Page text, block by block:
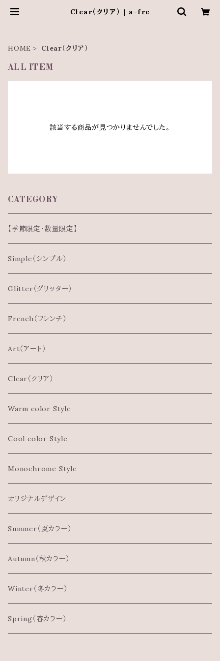
Clear（クリア） | a-fre
HOME Clear（クリア）
ALL ITEM
該当する商品が見つかりませんでした。
CATEGORY
【季節限定・数量限定】
Simple（シンプル）
Glitter（グリッター）
French（フレンチ）
Art（アート）
Clear（クリア）
Warm color Style
Cool color Style
Monochrome Style
オリジナルデザイン
Summer（夏カラー）
Autumn（秋カラー）
Winter（冬カラー）
Spring（春カラー）